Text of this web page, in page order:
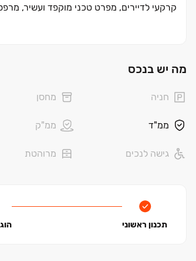
קרקעי לדיירים, מפרט טכני מוקפד ועשיר,
• יציאה מהירה לכיוון מנהרות הכרמל ועוקף
• מגוון שירותי תחבורה ציבורית: רכבלית /
• מגוון מתחמי מסחר ובילוי: מבנה, BIG , סינמול, צומת הצ'ק פוסט ועוד
• צמד האגמים הגובלים ברובע החדש, יהפכו
הליכה ואופניים, פינות אקטיב ועוד
• מרחבי טבע ציבוריים ‏– פארק טבע אורבני
• שמורת טבע פארק הכרמל
מה יש בנכס
חניה מחסן
ממ"ד ממ"ק
גישה לנכים מרוהטת
תכנון ראשוני